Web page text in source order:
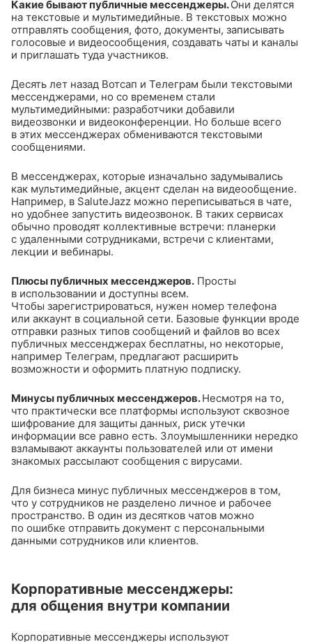
Какие бывают публичные мессенджеры.Они делятся
на текстовые и мультимедийные. В текстовых можно
отправлять сообщения, фото, документы, записывать
голосовые и видеосообщения, создавать чаты и каналы
и приглашать туда участников.
Десять лет назад Вотсап и Телеграм были текстовыми
мессенджерами, но со временем стали
мультимедийными: разработчики добавили
видеозвонки и видеоконференции. Но больше всего
в этих мессенджерах обмениваются текстовыми
сообщениями.
В мессенджерах, которые изначально задумывались
как мультимедийные, акцент сделан на видеообщение.
Например, в SaluteJazz можно переписываться в чате,
но удобнее запустить видеозвонок. В таких сервисах
обычно проводят коллективные встречи: планерки
с удаленными сотрудниками, встречи с клиентами,
лекции и вебинары.
Плюсы публичных мессенджеров. Просты
в использовании и доступны всем.
Чтобы зарегистрироваться, нужен номер телефона
или аккаунт в социальной сети. Базовые функции вроде
отправки разных типов сообщений и файлов во всех
публичных мессенджерах бесплатны, но некоторые,
например Телеграм, предлагают расширить
возможности и оформить платную подписку.
Минусы публичных мессенджеров.Несмотря на то,
что практически все платформы используют сквозное
шифрование для защиты данных, риск утечки
информации все равно есть. Злоумышленники нередко
взламывают аккаунты пользователей или от имени
знакомых рассылают сообщения с вирусами.
Для бизнеса минус публичных мессенджеров в том,
что у сотрудников не разделено личное и рабочее
пространство. В один из десятков чатов можно
по ошибке отправить документ с персональными
данными сотрудников или клиентов.
Корпоративные мессенджеры:
для общения внутри компании
Корпоративные мессенджеры используют